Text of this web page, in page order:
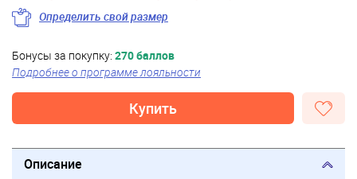
Определить свой размер
Бонусы за покупку: 270 баллов
Подробнее о программе лояльности
Купить
Описание